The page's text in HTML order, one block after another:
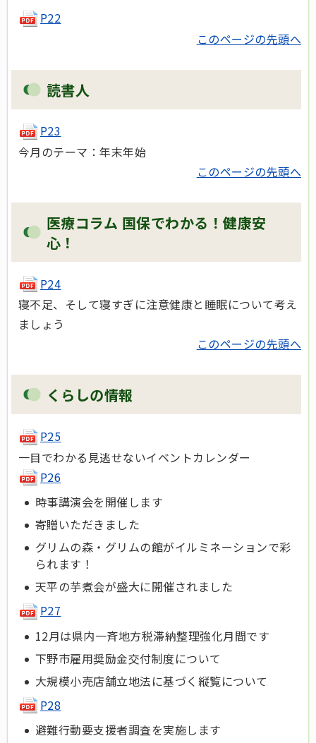
P22
このページの先頭へ
読書人
P23
今月のテーマ：年末年始
このページの先頭へ
医療コラム 国保でわかる！健康安
心！
P24
寝不足、そして寝すぎに注意健康と睡眠について考え
ましょう
このページの先頭へ
くらしの情報
P25
一目でわかる見逃せないイベントカレンダー
P26
時事講演会を開催します
寄贈いただきました
グリムの森・グリムの館がイルミネーションで彩
られます！
天平の芋煮会が盛大に開催されました
P27
12月は県内一斉地方税滞納整理強化月間です
下野市雇用奨励金交付制度について
大規模小売店舗立地法に基づく縦覧について
P28
避難行動要支援者調査を実施します